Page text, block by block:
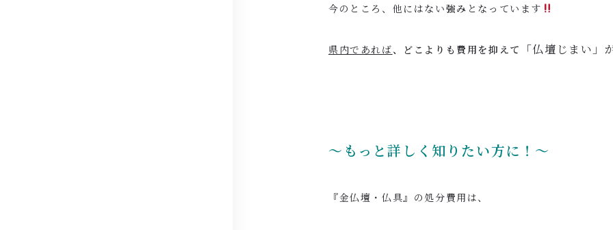
今のところ、他にはない強み となっています
県内であれば、どこよりも費用を抑えて 「仏壇じまい」
〜もっと詳しく知りたい方に！〜
『金仏壇・仏具』の処分費用は、